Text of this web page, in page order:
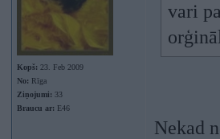
Kopš: 23. Feb 2009
No: Rīga
Ziņojumi: 33
Braucu ar: E46
vari
Nekad